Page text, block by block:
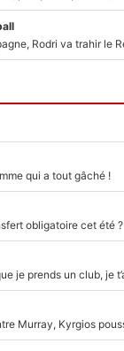
qui a tout gâché !
obligatoire cet été ?